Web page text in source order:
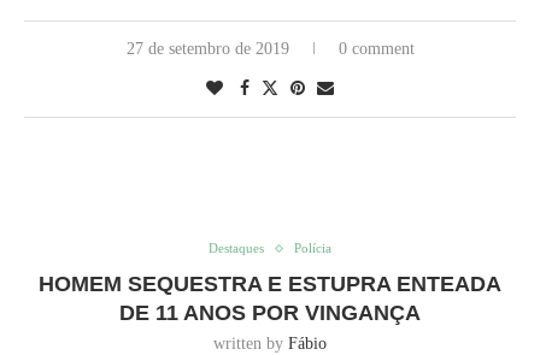
27 de setembro de 2019 0 comment
Destaques Polícia
HOMEM SEQUESTRA E ESTUPRA ENTEADA
DE 11 ANOS POR VINGANÇA
written by Fábio